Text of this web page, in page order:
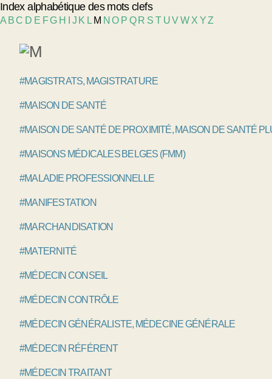
Index alphabétique des mots clefs
A BC D E FG H J K L M NO P Q R S T UVW X YZ
#MAGISTRATS, MAGISTRATURE
#MAISON DE SANTÉ
#MAISON DE SANTÉ DE PROXIMITÉ, MAISON DE SANTÉ
#MAISONS MÉDICALES BELGES (FMM)
#MALADIE PROFESSIONNELLE
#MANIFESTATION
#MARCHANDISATION
#MATERNITÉ
#MÉDECIN CONSEIL
#MÉDECIN CONTRÔLE
#MÉDECIN GÉNÉRALISTE, MÉDECINE GÉNÉRALE
#MÉDECIN RÉFÉRENT
#MÉDECIN TRAITANT